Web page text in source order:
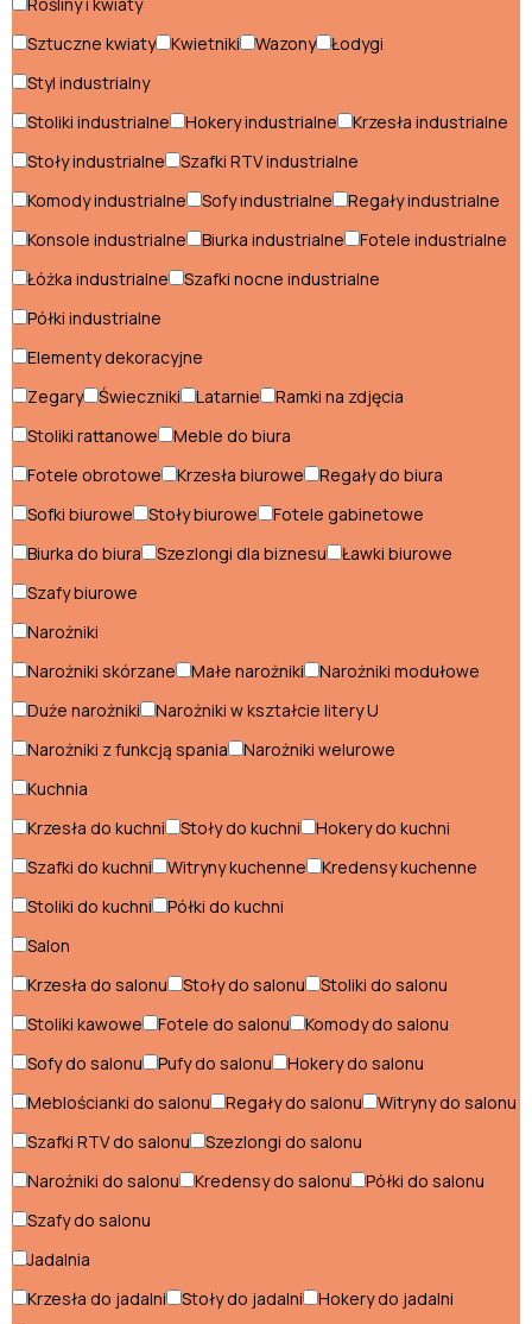
Fotele glamour
Hokery glamour
Komody glamour
Konsole glamour
Krzesła glamour
Ławki glamour
Narożniki glamour
Pufy glamour
Regały glamour
Sofy glamour
Stoły glamour
Szafki RTV glamour
Styl industrialny
Fotele industrialne
Hokery industrialne
Konsole industrialne
Krzesła industrialne
Półki industrialne
Regały industrialne
Sofy industrialne
Sztuczne kwiaty
Kwietniki Wazony
Łodygi
Styl industrialny
Stoliki industrialne
Hokery industrialne
Krzesła industrialne
Stoły industrialne
Szafki RTV industrialne
Komody industrialne
Sofy industrialne
Regały industrialne
Konsole industrialne
Biurka industrialne
Fotele industrialne
Łóżka industrialne
Szafki nocne industrialne
Półki industrialne
Elementy dekoracyjne
Zegary
Świeczniki Latarnie
Ramki na zdjęcia
Stoliki rattanowe
Meble do biura
Fotele obrotowe
Krzesła biurowe
Regały do biura
Sofki biurowe
Stoły biurowe
Fotele gabinetowe
Biurka do biura
Szezlongi dla biznesu
Ławki biurowe
Szafy biurowe
Narożniki
Narożniki skórzane
Małe narożniki
Narożniki modułowe
Duże narożniki
Narożniki w kształcie litery U
Narożniki z funkcją spania
Narożniki welurowe
Kuchnia
Krzesła do kuchni
Stoły do kuchni
Hokery do kuchni
Szafki do kuchni
Witryny kuchenne
Kredensy kuchenne
Stoliki do kuchni
Półki do kuchni
Salon
Krzesła do salonu
Stoły do salonu
Stoliki do salonu
Stoliki kawowe
Fotele do salonu
Komody do salonu
Sofy do salonu
Pufy do salonu
Hokery do salonu
Meblościanki do salonu
Regały do salonu
Witryny do salonu
Szafki RTV do salonu
Szezlongi do salonu
Narożniki do salonu
Kredensy do salonu
Półki do salonu
Szafy do salonu
Jadalnia
Krzesła do jadalni
Stoły do jadalni
Hokery do jadalni